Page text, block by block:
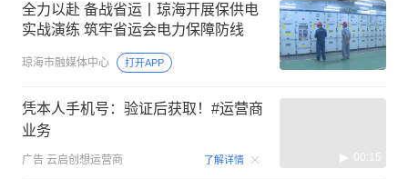
全力以赴 备战省运丨琼海开展保供电
实战演练 筑牢省运会电力保障防线
琼海市融媒体中心 打开APP
凭本人手机号：验证后获取！#运营商
业务
广告 云启创想运营商 了解详情 00:15